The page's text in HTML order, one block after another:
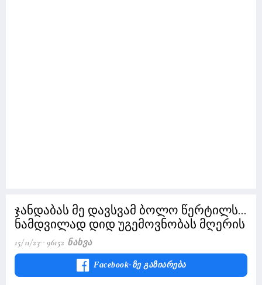
ჯანდაბას მე დავსვამ ბოლო წერტილს...
ნამდვილად დიდ უგემოვნობას მღერის
15/11/23 96152 Ნახვა
Facebook-Ზე Გაზიარება